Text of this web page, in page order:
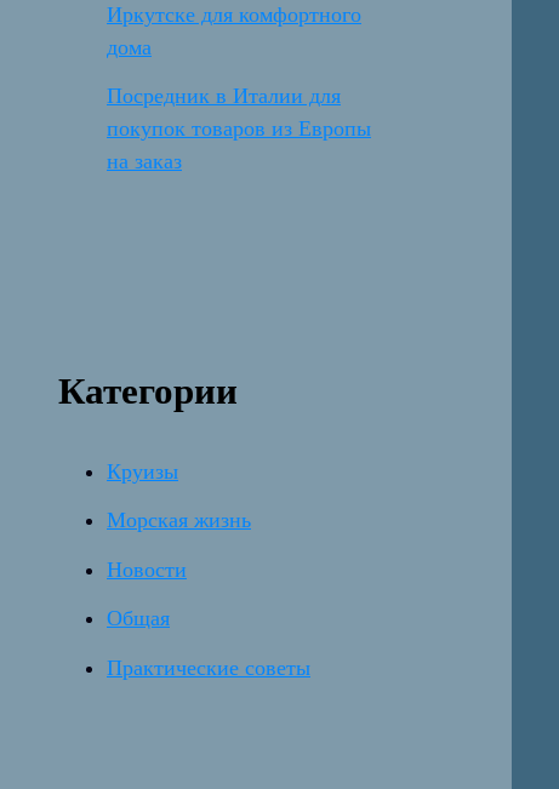
Иркутске для комфортного
дома
Посредник в Италии для
покупок товаров из Европы
на заказ
Категории
Круизы
Морская жизнь
Новости
Общая
Практические советы